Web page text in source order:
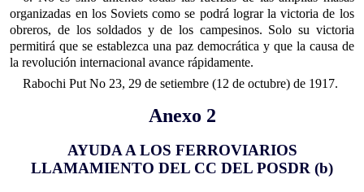
organizadas en los Soviets como se podrá lograr la victoria de los
obreros, de los soldados y de los campesinos. Solo su victoria
permitirá que se establezca una paz democrática y que la causa de
la revolución internacional avance rápidamente.
Rabochi Put No 23, 29 de setiembre (12 de octubre) de 1917.
Anexo 2
AYUDA A LOS FERROVIARIOS
LLAMAMIENTO DEL CC DEL POSDR (b)